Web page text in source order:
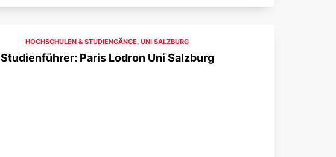
HOCHSCHULEN & STUDIENGÄNGE, UNI SALZBURG
Studienführer: Paris Lodron Uni Salzburg